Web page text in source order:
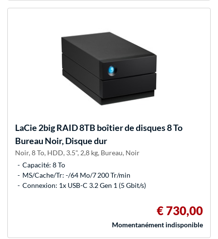
LaCie 2big RAID 8TB boîtier de disques 8 To
Bureau Noir, Disque dur
Noir, 8 To, HDD, 3.5", 2,8 kg, Bureau, Noir
Capacité: 8 To
MS/Cache/Tr: -/64 Mo/7 200 Tr/min
Connexion: 1x USB-C 3.2 Gen 1 (5 Gbit/s)
€ 730,00
Momentanément indisponible